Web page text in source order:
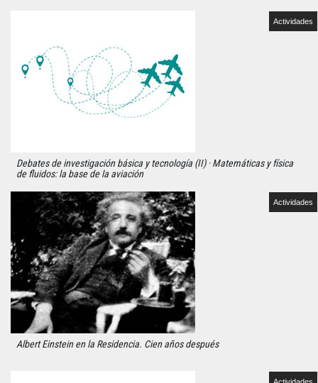
Actividades
Debates de investigación básica y tecnología (II) · Matemáticas y física
de fluidos: la base de la aviación
Actividades
Albert Einstein en la Residencia. Cien años después